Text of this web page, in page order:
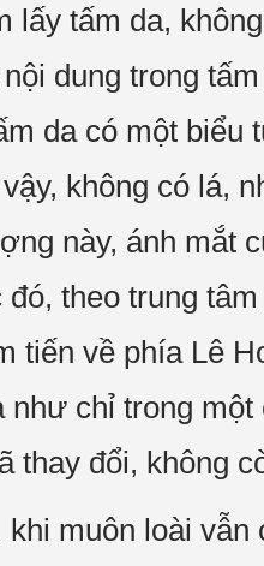
lấy tấm da,
dung trong
da có một biểu
không có lá,
này, ánh mắt
theo trung
tiến về phía Lê
như chỉ trong
thay đổi, không
muôn loài